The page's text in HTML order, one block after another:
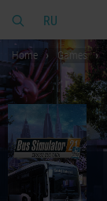
RU
Home Games